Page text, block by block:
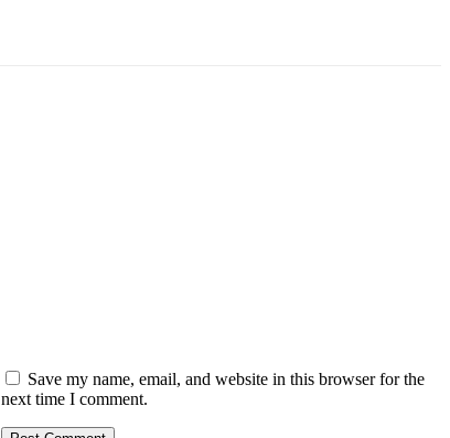
Save my name, email, and website in this browser for the
next time I comment.